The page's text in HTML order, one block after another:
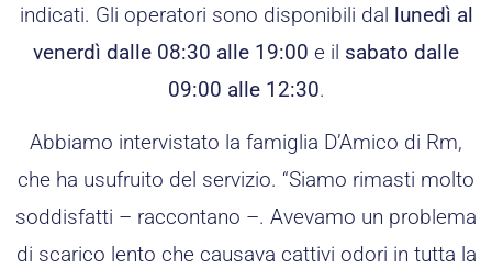
indicati. Gli operatori sono disponibili dal lunedì al
venerdì dalle 08:30 alle 19:00 e il sabato dalle
09:00 alle 12:30.
Abbiamo intervistato la famiglia D’Amico di Rm,
che ha usufruito del servizio. “Siamo rimasti molto
soddisfatti – raccontano –. Avevamo un problema
di scarico lento che causava cattivi odori in tutta la